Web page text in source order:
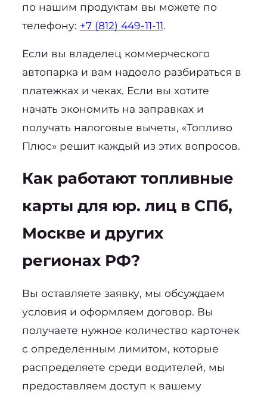
по нашим продуктам вы можете по
телефону: +7 (812) 449-11-11.
Если вы владелец коммерческого
автопарка и вам надоело разбираться в
платежках и чеках. Если вы хотите
начать экономить на заправках и
получать налоговые вычеты, «Топливо
Плюс» решит каждый из этих вопросов.
Как работают топливные
карты для юр. лиц в СПб,
Москве и других
регионах РФ?
Вы оставляете заявку, мы обсуждаем
условия и оформляем договор. Вы
получаете нужное количество карточек
с определенным лимитом, которые
распределяете среди водителей, мы
предоставляем доступ к вашему